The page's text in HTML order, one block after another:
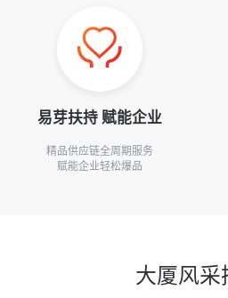
易芽扶持 赋能企业
精品供应链全周期服务
赋能企业轻松爆品
大厦风采